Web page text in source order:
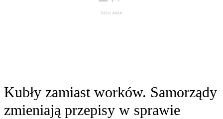
Kubły zamiast worków. Samorządy
zmieniają przepisy w sprawie